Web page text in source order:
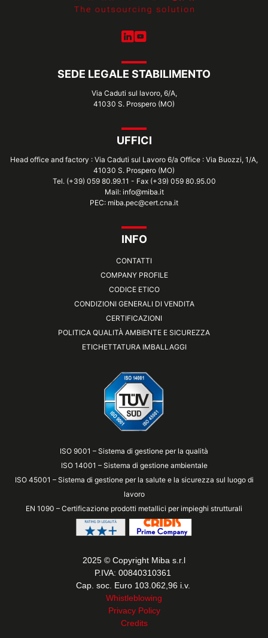
SEDE LEGALE STABILIMENTO
Via Caduti sul lavoro, 6/A,
41030 S. Prospero (MO)
UFFICI
Head office and factory : Via Caduti sul Lavoro 6/a Office : Via Buozzi, 1/A,
41030 S. Prospero (MO)
Tel. (+39) 059 80.99.11 - Fax (+39) 059 80.95.00
Mail: info@miba.it
PEC: miba.pec@cert.cna.it
INFO
CONTATTI
COMPANY PROFILE
CODICE ETICO
CONDIZIONI GENERALI DI VENDITA
CERTIFICAZIONI
POLITICA QUALITÀ AMBIENTE E SICUREZZA
ETICHETTATURA IMBALLAGGI
ISO 9001 – Sistema di gestione per la qualità
ISO 14001 – Sistema di gestione ambientale
ISO 45001 – Sistema di gestione per la salute e la sicurezza sul luogo di
lavoro
EN 1090 – Certificazione prodotti metallici per impieghi strutturali
2025 © Copyright Miba s.r.l
P.IVA: 00840310361
Cap. soc. Euro 103.062,96 i.v.
Whistleblowing
Privacy Policy
Credits